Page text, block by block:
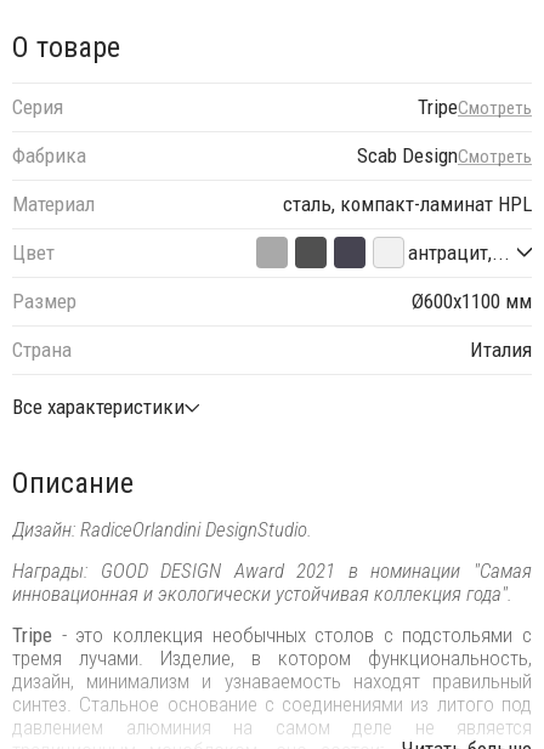
О товаре
Серия TripeСмотреть
Фабрика Scab DesignСмотреть
Материал
сталь, компакт-ламинат HPL
Цвет
антрацит,...
Размер
Ø600х1100 мм
Страна
Италия
Все характеристики
Описание
Дизайн: RadiceOrlandini DesignStudio.
Награды: GOOD DESIGN Award 2021 в номинации "Самая
инновационная и экологически устойчивая коллекция года".
Tripe - это коллекция необычных столов с подстольями с
тремя лучами. Изделие, в котором функциональность,
дизайн, минимализм и узнаваемость находят правильный
синтез. Стальное основание с соединениями из литого под
давлением алюминия на самом деле не является